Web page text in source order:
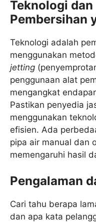
Teknologi
Pembersihan
Teknologi adalah
menggunakan
jetting
penggunaan alat
mengangkat
Pastikan penyedia
menggunakan
efisien. Ada
pipa air manual dan
memengaruhi hasil
Pengalaman
Cari tahu berapa
dan apa kata